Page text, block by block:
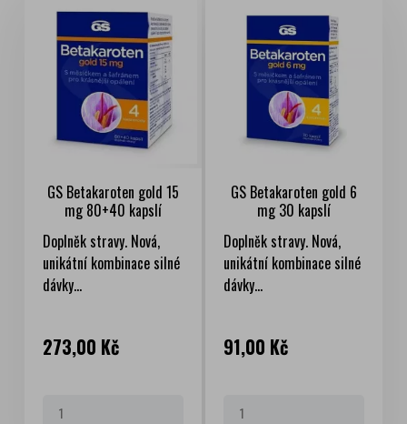
GS Betakaroten gold 15
mg 80+40 kapslí
Doplněk stravy. Nová,
unikátní kombinace silné
dávky...
Cena
273,00 Kč
GS Betakaroten gold 6
mg 30 kapslí
Doplněk stravy. Nová,
unikátní kombinace silné
dávky...
Cena
91,00 Kč